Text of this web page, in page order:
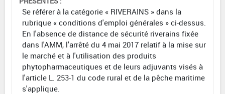
Se référer à la catégorie « RIVERAINS » dans la
rubrique « conditions d'emploi générales » ci-dessus.
En l'absence de distance de sécurité riverains fixée
dans l'AMM, l'arrêté du 4 mai 2017 relatif à la mise sur
le marché et à l'utilisation des produits
phytopharmaceutiques et de leurs adjuvants visés à
l'article L. 253-1 du code rural et de la pêche maritime
s'applique.